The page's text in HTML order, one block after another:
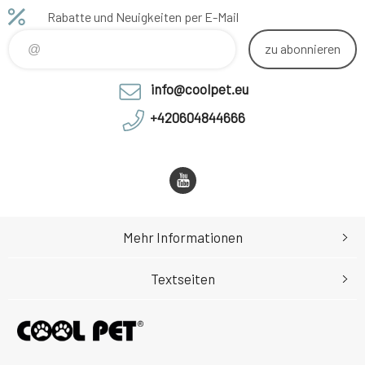
Rabatte und Neuigkeiten per E-Mail
zu abonnieren
info@coolpet.eu
+420604844666
Mehr Informationen
Textseiten